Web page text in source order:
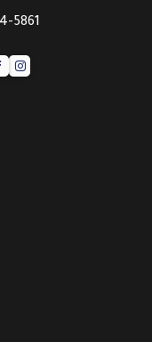
5861